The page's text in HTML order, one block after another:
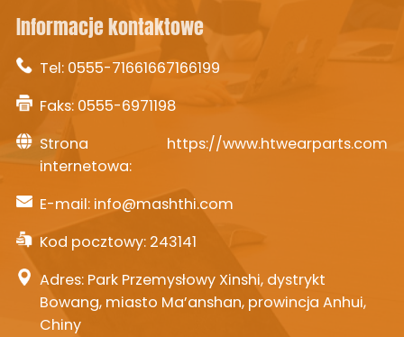
Informacje kontaktowe
Tel: 0555-71661667166199
Faks: 0555-6971198
Strona
internetowa:
https://www.htwearparts.com
E-mail: info@mashthi.com
Kod pocztowy: 243141
Adres: Park Przemysłowy Xinshi, dystrykt
Bowang, miasto Ma’anshan, prowincja Anhui,
Chiny